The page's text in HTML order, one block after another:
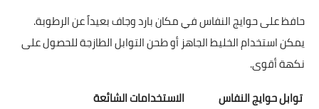
حافظ على حوايج النفاس في مكان بارد وجاف بعيداً عن الرطوبة.
يمكن استخدام الخليط الجاهز أو طحن التوابل الطازجة للحصول على
نكهة أقوى.
توابل حوايج النفاس
الاستخدامات الشائعة